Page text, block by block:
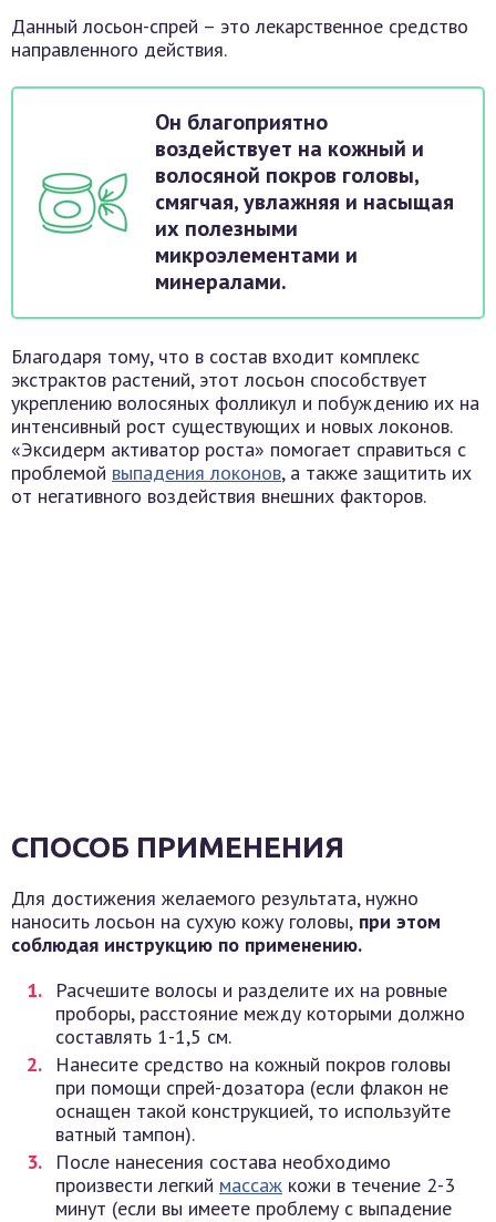
Данный лосьон-спрей – это лекарственное средство
направленного действия.
Он благоприятно
воздействует на кожный и
волосяной покров головы,
смягчая, увлажняя и насыщая
их полезными
микроэлементами и
минералами.
Благодаря тому, что в состав входит комплекс
экстрактов растений, этот лосьон способствует
укреплению волосяных фолликул и побуждению их на
интенсивный рост существующих и новых локонов.
«Эксидерм активатор роста» помогает справиться с
проблемой выпадения локонов, а также защитить их
от негативного воздействия внешних факторов.
СПОСОБ ПРИМЕНЕНИЯ
Для достижения желаемого результата, нужно
наносить лосьон на сухую кожу головы, при этом
соблюдая инструкцию по применению.
Расчешите волосы и разделите их на ровные
проборы, расстояние между которыми должно
составлять 1-1,5 см.
Нанесите средство на кожный покров головы
при помощи спрей-дозатора (если флакон не
оснащен такой конструкцией, то используйте
ватный тампон).
После нанесения состава необходимо
произвести легкий массаж кожи в течение 2-3
минут (если вы имеете проблему с выпадение